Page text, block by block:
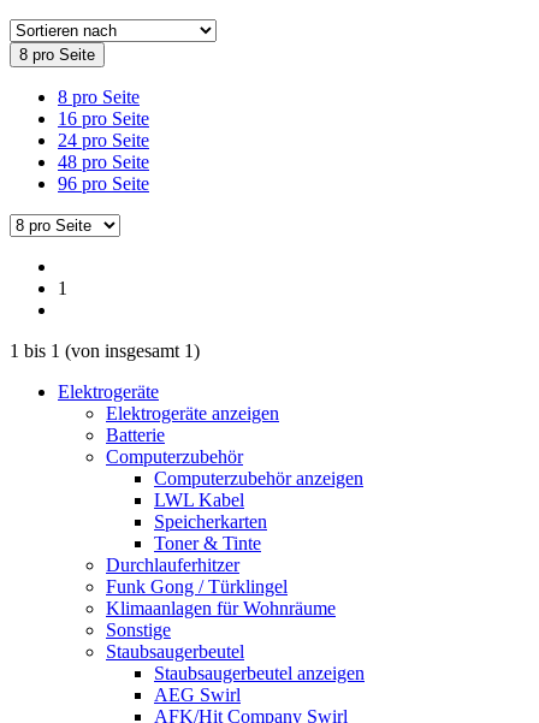
8 pro Seite
8 pro Seite
16 pro Seite
24 pro Seite
48 pro Seite
96 pro Seite
1
1 bis 1 (von insgesamt 1)
Elektrogeräte
Elektrogeräte anzeigen
Batterie
Computerzubehör
Computerzubehör anzeigen
LWL Kabel
Speicherkarten
Toner & Tinte
Durchlauferhitzer
Funk Gong / Türklingel
Klimaanlagen für Wohnräume
Sonstige
Staubsaugerbeutel
Staubsaugerbeutel anzeigen
AEG Swirl
AFK/Hit Company Swirl